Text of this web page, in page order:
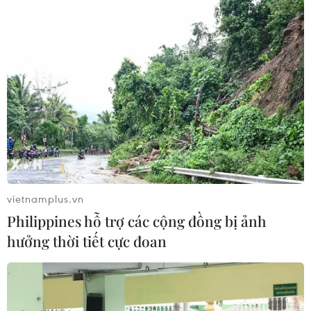
phương thức cho vay, nâng cao năng
lực hấp thụ vốn
10/08/2026 09:26
Doanh nghiệp nhỏ và vừa được vay
với lãi suất thấp hơn ít nhất 1%/năm
10/08/2026 09:26
Khơi thông dòng vốn, đổi mới
phương thức cho vay, nâng cao năng
lực hấp thụ vốn
10/08/2026 09:25
vietnamplus.vn
Philippines hỗ trợ các cộng đồng bị ảnh
hưởng thời tiết cực đoan